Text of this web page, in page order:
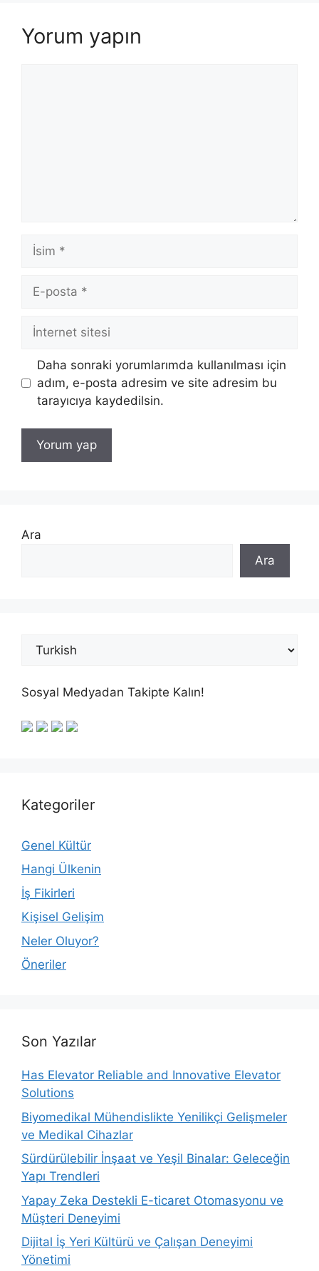
Yorum yapın
İsim
posta
İnternet
Daha sonraki yorumlarımda kullanılması için
adım, e-posta adresim ve site adresim bu
tarayıcıya kaydedilsin.
Ara
Ara
Sosyal Medyadan Takipte Kalın!
Kategoriler
Genel Kültür
Hangi Ülkenin
İş Fikirleri
Kişisel Gelişim
Neler Oluyor?
Öneriler
Son Yazılar
Has Elevator Reliable and Innovative Elevator
Solutions
Biyomedikal Mühendislikte Yenilikçi Gelişmeler
ve Medikal Cihazlar
Sürdürülebilir İnşaat ve Yeşil Binalar: Geleceğin
Yapı Trendleri
Yapay Zeka Destekli E-ticaret Otomasyonu ve
Müşteri Deneyimi
Dijital İş Yeri Kültürü ve Çalışan Deneyimi
Yönetimi